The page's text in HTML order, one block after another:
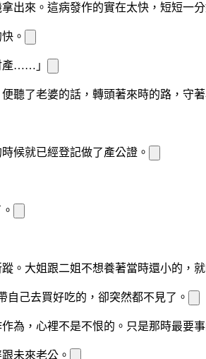
出來。 這病發作的實在太快，短短一
。
產……」
聽了老婆的話，轉頭著來時的路，守著
候就已經登記做了產公證。
。大姐跟二姐不想養著當時還小的 ，
自己去買好吃的，卻突然都不見了。
為，心裡不是不恨的。只是那時最要
未來老公。